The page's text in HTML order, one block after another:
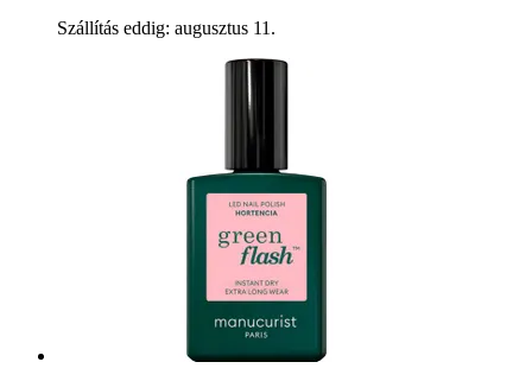
Szállítás eddig: augusztus 11.